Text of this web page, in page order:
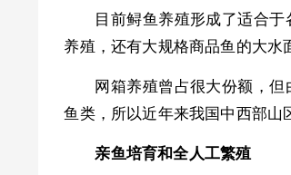
目前鲟鱼养殖形成了适合
养殖，还有大规格商品鱼的大水
网箱养殖曾占很大份额，
鱼类，所以近年来我国中西部山
亲鱼培育和全人工繁殖